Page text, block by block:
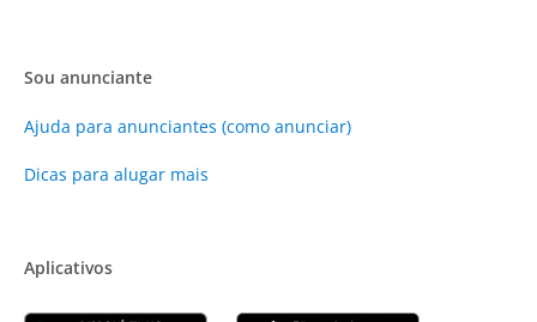
Sou anunciante
Ajuda para anunciantes (como anunciar)
Dicas para alugar mais
Aplicativos